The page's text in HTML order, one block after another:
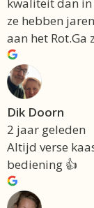
ze hebben
aan het Rot.Ga
Dik Doorn
2 jaar geleden
Altijd verse
bediening 👍